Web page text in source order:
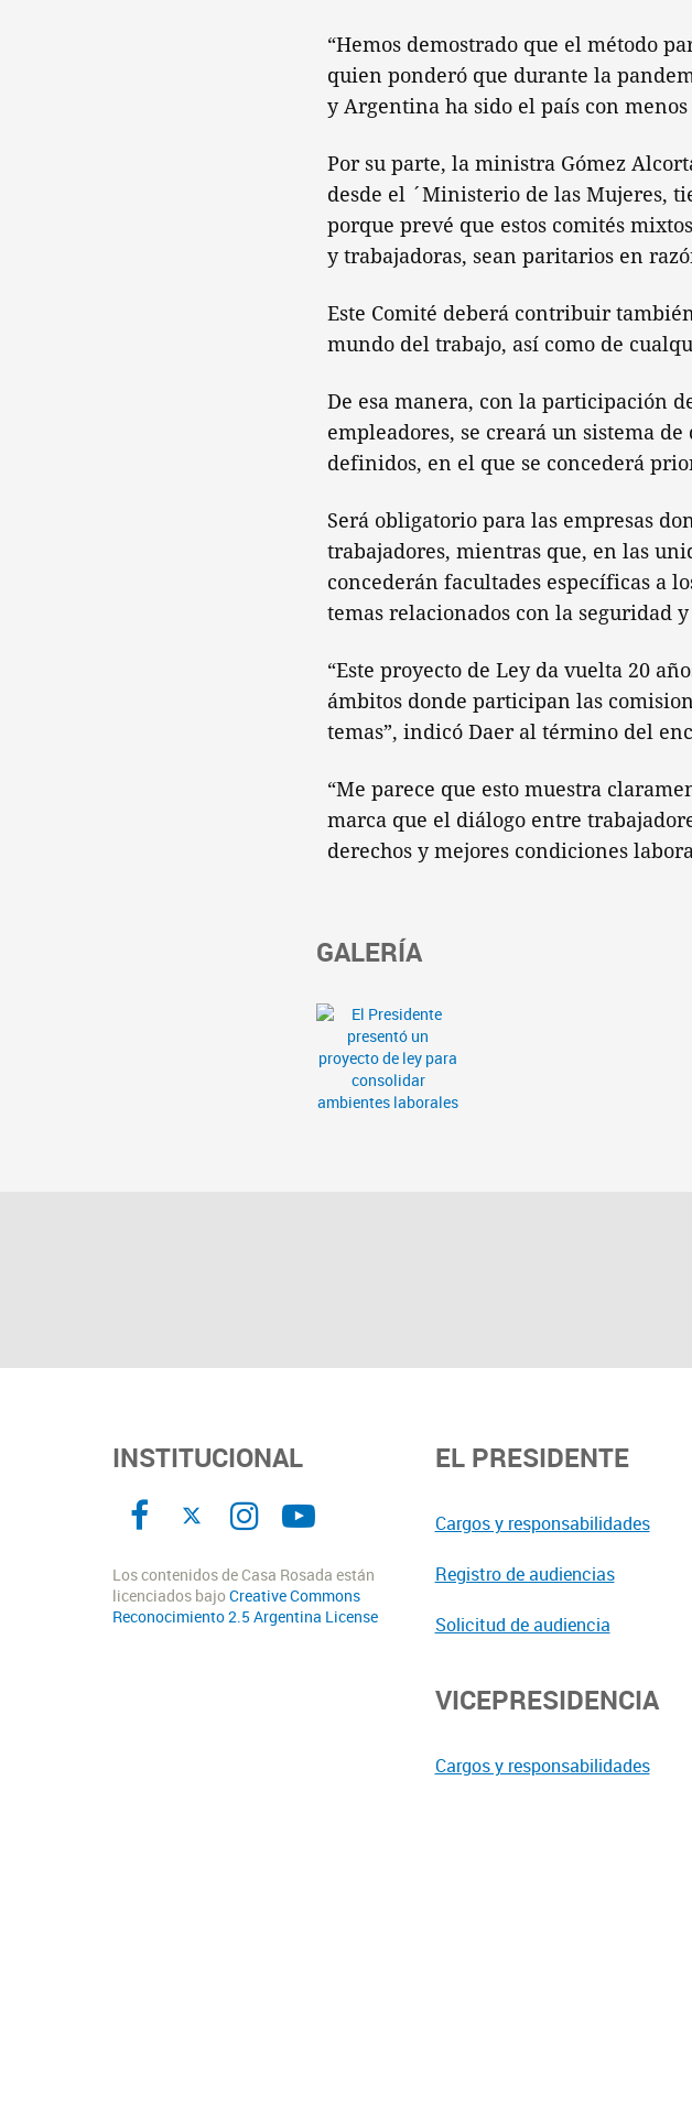
“Hemos demostrado que el método
quien ponderó que durante la
y Argentina ha sido el país con
Por su parte, la ministra Gómez
desde el ´Ministerio de las Mujeres,
porque prevé que estos comités
y trabajadoras, sean paritarios en
Este Comité deberá contribuir
mundo del trabajo, así como de
De esa manera, con la participación
empleadores, se creará un sistema
definidos, en el que se concederá
Será obligatorio para las empresas
trabajadores, mientras que, en las
concederán facultades específicas a
temas relacionados con la seguridad
“Este proyecto de Ley da vuelta 20
ámbitos donde participan las
temas”, indicó Daer al término del
“Me parece que esto muestra
marca que el diálogo entre
derechos y mejores condiciones
GALERÍA
INSTITUCIONAL
Los contenidos de Casa Rosada están
licenciados bajoCreative Commons
Reconocimiento 2.5 Argentina License
EL PRESIDENTE
Cargos y responsabilidades
Registro de audiencias
Solicitud de audiencia
VICEPRESIDENCIA
Cargos y responsabilidades